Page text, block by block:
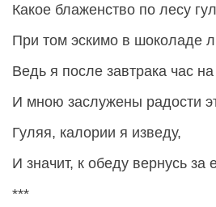
Какое блаженство по лесу
При том эскимо в шоколаде
Ведь я после завтрака час
И мною заслужены радости
Гуляя, калории я изведу,
И значит, к обеду вернусь за
***